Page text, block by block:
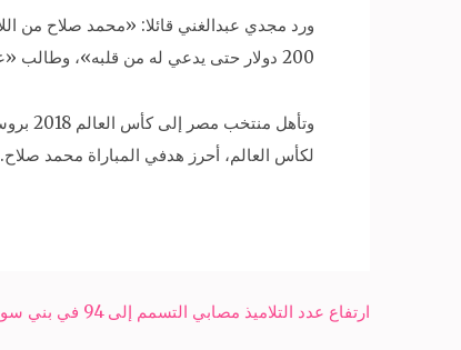
ورد مجدي عبدالغني قائلا: «محمد صلاح من
200 دولار حتى يدعي له من قلبه»، وطالب «عبدالغني» صلاح بأن يقول له سيبهولي يا كابتن ليتنازل عنهم».
لكأس العالم، أحرز هدفي المباراة محمد صلاح.
Post
ارتفاع عدد التلاميذ مصابي التسمم إلى 94 في بني سويف- شبكة سبح الاخبارية